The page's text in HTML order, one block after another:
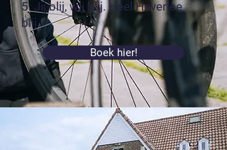
5. Jij blij, wij blij. Heel Heverlee
blij.
Boek hier!